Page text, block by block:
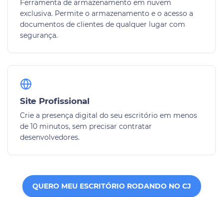
Ferramenta de armazenamento em nuvem
exclusiva. Permite o armazenamento e o acesso a
documentos de clientes de qualquer lugar com
segurança.
Site Profissional
Crie a presença digital do seu escritório em menos
de 10 minutos, sem precisar contratar
desenvolvedores.
QUERO MEU ESCRITÓRIO RODANDO NO CJ